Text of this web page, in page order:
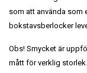
som att använda som
bokstavsberlocker
Obs! Smycket är
mått för verklig storlek.